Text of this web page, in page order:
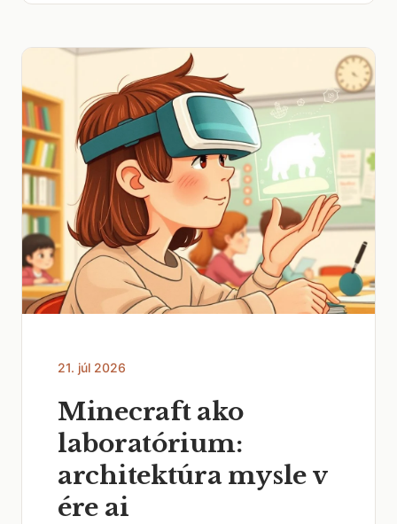
21. júl 2026
Minecraft ako
laboratórium:
architektúra mysle v
ére ai